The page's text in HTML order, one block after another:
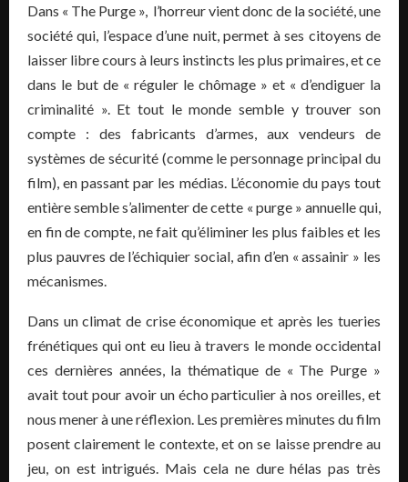
Dans « The Purge », l’horreur vient donc de la société, une
société qui, l’espace d’une nuit, permet à ses citoyens de
laisser libre cours à leurs instincts les plus primaires, et ce
dans le but de « réguler le chômage » et « d’endiguer la
criminalité ». Et tout le monde semble y trouver son
compte : des fabricants d’armes, aux vendeurs de
systèmes de sécurité (comme le personnage principal du
film), en passant par les médias. L’économie du pays tout
entière semble s’alimenter de cette « purge » annuelle qui,
en fin de compte, ne fait qu’éliminer les plus faibles et les
plus pauvres de l’échiquier social, afin d’en « assainir » les
mécanismes.
Dans un climat de crise économique et après les tueries
frénétiques qui ont eu lieu à travers le monde occidental
ces dernières années, la thématique de « The Purge »
avait tout pour avoir un écho particulier à nos oreilles, et
nous mener à une réflexion. Les premières minutes du film
posent clairement le contexte, et on se laisse prendre au
jeu, on est intrigués. Mais cela ne dure hélas pas très